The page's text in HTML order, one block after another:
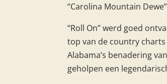
“Carolina Mountain
“Roll On” werd goed
top van de country
Alabama’s benadering
geholpen een